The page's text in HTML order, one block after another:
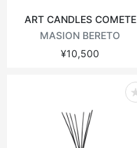
ART CANDLES COMETE
MASION BERETO
¥10,500